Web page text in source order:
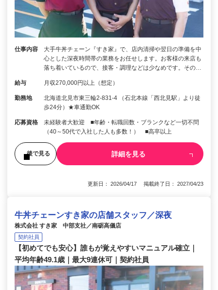
仕事内容
大手牛丼チェーン『すき家』で、店内清掃や翌日の準備を中
心とした深夜時間帯の業務をお任せします。お客様の来店も
落ち着いているので、接客・調理などは少なめです。その…
給与 月収270,000円以上（想定）
勤務地
北海道北見市東三輪2-831-4 （石北本線「西北見駅」より徒
歩24分）★車通勤OK
応募資格
未経験者大歓迎 ■年齢・転職回数・ブランクなど一切不問
（40～50代で入社した人も多数！） ■高卒以上
後で見る 詳細を見る
更新日： 2026/04/17 掲載終了日： 2027/04/23
牛丼チェーンすき家の店舗スタッフ／深夜
株式会社 すき家 中部支社／南砺高儀店
契約社員
【初めてでも安心】誰もが覚えやすいマニュアル確立｜
平均年齢49.1歳｜最大9連休可｜契約社員